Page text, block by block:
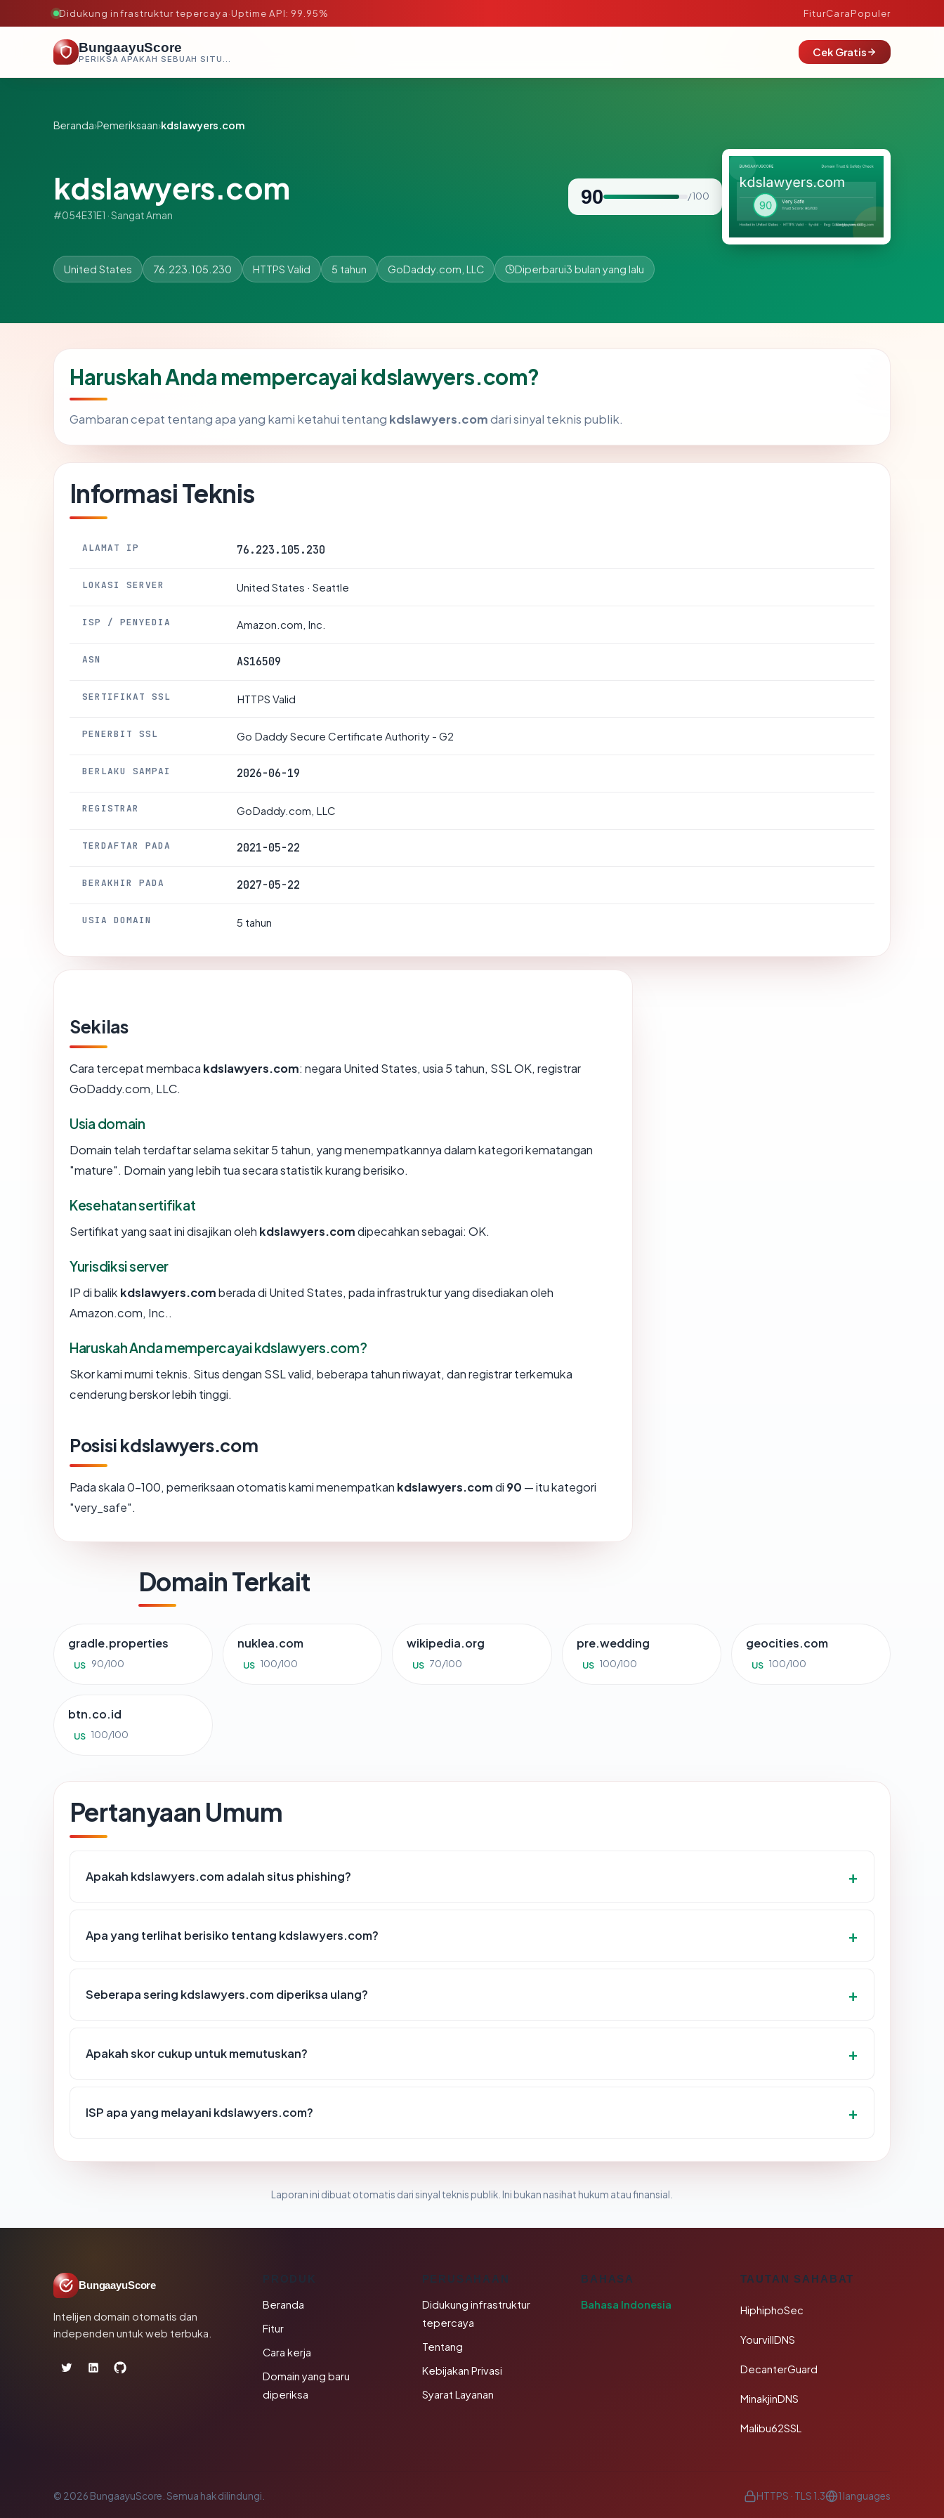
Didukung infrastruktur tepercaya·Uptime API: 99.95% FiturCaraPopuler
BungaayuScore
PERIKSA APAKAH SEBUAH SITUS AMAN, TEPERCAYA, DAN TERVERIFIKASI DALAM HITUNGAN DETIK.
Cek Gratis
Beranda›Pemeriksaan›kdslawyers.com
kdslawyers.com
#054E31E1 · Sangat Aman
90 / 100
United States 76.223.105.230 HTTPS Valid 5 tahun GoDaddy.com, LLC Diperbarui3 bulan yang lalu
Haruskah Anda mempercayai kdslawyers.com?
Gambaran cepat tentang apa yang kami ketahui tentang kdslawyers.comdari sinyal teknis publik.
Informasi Teknis
ALAMAT IP 76.223.105.230
LOKASI SERVER United States · Seattle
ISP / PENYEDIA Amazon.com, Inc.
ASN AS16509
SERTIFIKAT SSL HTTPS Valid
PENERBIT SSL Go Daddy Secure Certificate Authority - G2
BERLAKU SAMPAI 2026-06-19
REGISTRAR GoDaddy.com, LLC
TERDAFTAR PADA 2021-05-22
BERAKHIR PADA 2027-05-22
USIA DOMAIN 5 tahun
Sekilas
Cara tercepat membaca kdslawyers.com: negara United States, usia 5 tahun, SSL OK, registrar
GoDaddy.com, LLC.
Usia domain
Domain telah terdaftar selama sekitar 5 tahun, yang menempatkannya dalam kategori kematangan
"mature". Domain yang lebih tua secara statistik kurang berisiko.
Kesehatan sertifikat
Sertifikat yang saat ini disajikan oleh kdslawyers.comdipecahkan sebagai: OK.
Yurisdiksi server
IP di balik kdslawyers.comberada di United States, pada infrastruktur yang disediakan oleh
Amazon.com, Inc..
Haruskah Anda mempercayai kdslawyers.com?
Skor kami murni teknis. Situs dengan SSL valid, beberapa tahun riwayat, dan registrar terkemuka
cenderung berskor lebih tinggi.
Posisi kdslawyers.com
Pada skala 0-100, pemeriksaan otomatis kami menempatkan kdslawyers.comdi 90 — itu kategori
"very_safe".
Domain Terkait
gradle.properties
US 90/100
nuklea.com
US 100/100
wikipedia.org
US 70/100
pre.wedding
US 100/100
geocities.com
US 100/100
btn.co.id
US 100/100
Pertanyaan Umum
Apakah kdslawyers.com adalah situs phishing?
Apa yang terlihat berisiko tentang kdslawyers.com?
Seberapa sering kdslawyers.com diperiksa ulang?
Apakah skor cukup untuk memutuskan?
ISP apa yang melayani kdslawyers.com?
Laporan ini dibuat otomatis dari sinyal teknis publik. Ini bukan nasihat hukum atau finansial.
BungaayuScore
Intelijen domain otomatis dan
independen untuk web terbuka.
Beranda
Fitur
Cara kerja
Domain yang baru
diperiksa
PERUSAHAAN
Didukung infrastruktur
tepercaya
Tentang
Kebijakan Privasi
Syarat Layanan
BAHASA
Bahasa Indonesia
TAUTAN SAHABAT
HiphiphoSec
YourvillDNS
DecanterGuard
MinakjinDNS
Malibu62SSL
© 2026 BungaayuScore. Semua hak dilindungi. HTTPS · TLS 1.3 1 languages